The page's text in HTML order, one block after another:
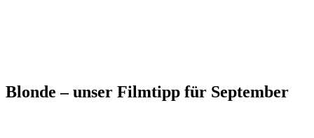
Blonde – unser Filmtipp für September